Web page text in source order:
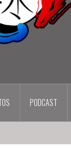
PODCAST